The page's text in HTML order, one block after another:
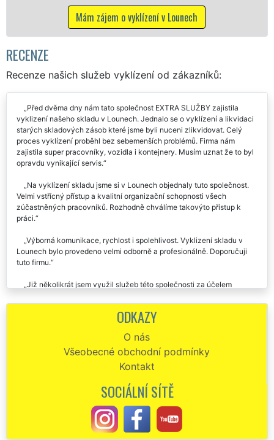
Mám zájem o vyklízení v Lounech
RECENZE
Recenze našich služeb vyklízení od zákazníků:
Před dvěma dny nám tato společnost EXTRA SLUŽBY zajistila
vyklizení našeho skladu v Lounech. Jednalo se o vyklízení a likvidaci
starých skladových zásob které jsme byli nuceni zlikvidovat. Celý
proces vyklízení proběhl bez sebemenších problémů. Firma nám
zajistila super pracovníky, vozidla i kontejnery. Musím uznat že to byl
opravdu vynikající servis.
Na vyklízení skladu jsme si v Lounech objednaly tuto společnost.
Velmi vstřícný přístup a kvalitní organizační schopnosti všech
zúčastněných pracovníků. Rozhodně chválíme takovýto přístup k
práci.
Výborná komunikace, rychlost i spolehlivost. Vyklizení skladu v
Lounech bylo provedeno velmi odborně a profesionálně. Doporučuji
tuto firmu.
Již několikrát jsem využil služeb této společnosti za účelem
jak jsme se domluvili a tak jak jsem si to představoval. Výborná cena
vyklízení, výborně odvedená práce, určitě doporučuju.
ODKAZY
O nás
Všeobecné obchodní podmínky
Kontakt
SOCIÁLNÍ SÍTĚ